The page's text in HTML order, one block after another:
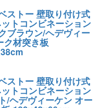
ストー 壁取り付け式
トコンビネーション
ブラウン/ヘデヴィー
ク材突き板
ストー 壁取り付け式
トコンビネーション
/ヘデヴィーケン オー